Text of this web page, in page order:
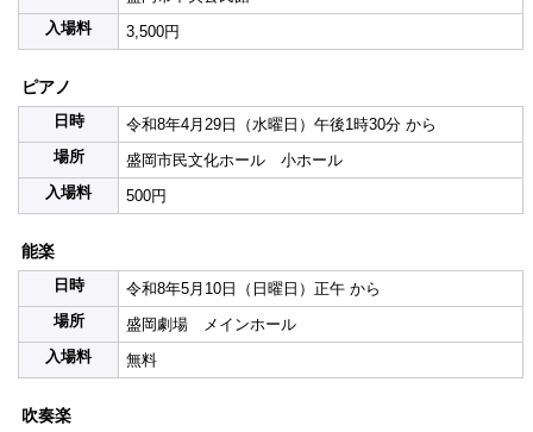
入場料
3,500円
ピアノ
日時
令和8年4月29日（水曜日）午後1時30分 から
場所
盛岡市民文化ホール 小ホール
入場料
500円
能楽
日時
令和8年5月10日（日曜日）正午 から
場所
盛岡劇場 メインホール
入場料
無料
吹奏楽